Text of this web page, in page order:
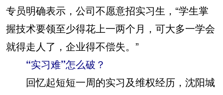
专员明确表示，公司不愿意招实习生，“学生掌
握技术要领至少得花上一两个月，可大多一学会
就得走人了，企业得不偿失。”
“实习难”怎么破？
回忆起短短一周的实习及维权经历，沈阳城